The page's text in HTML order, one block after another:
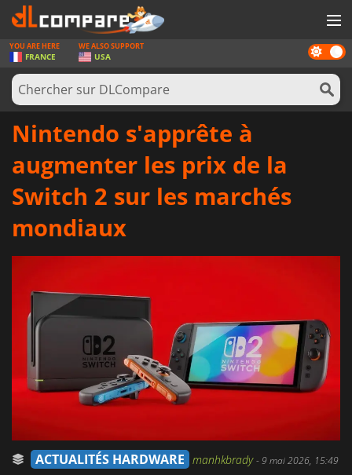
JEUX
CARTES PRÉPAYÉES
LOGICIELS
MATÉRIEL
Dark
mode
YOU ARE HERE
FRANCE
WE ALSO SUPPORT
USA
Nintendo s'apprête à
augmenter les prix de la
Switch 2 sur les marchés
mondiaux
ACTUALITÉS HARDWARE manhkbrady-9 mai 2026, 15:49